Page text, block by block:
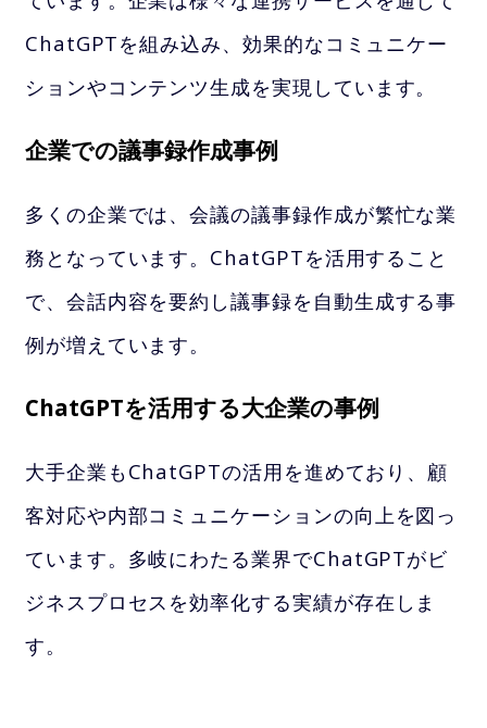
ChatGPTを組み込み、効果的なコミュニケー
ションやコンテンツ生成を実現しています。
企業での議事録作成事例
多くの企業では、会議の議事録作成が繁忙な業
務となっています。ChatGPTを活用すること
で、会話内容を要約し議事録を自動生成する事
例が増えています。
ChatGPTを活用する大企業の事例
大手企業もChatGPTの活用を進めており、顧
客対応や内部コミュニケーションの向上を図っ
ています。多岐にわたる業界でChatGPTがビ
ジネスプロセスを効率化する実績が存在しま
す。